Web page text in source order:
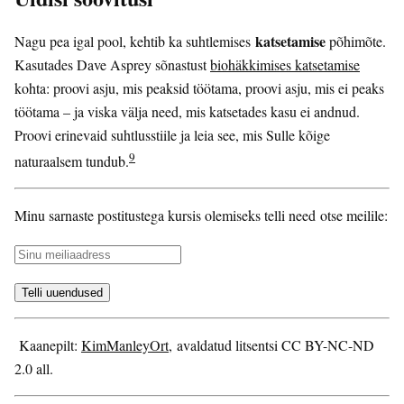
Nagu pea igal pool, kehtib ka suhtlemises katsetamisepõhimõte.
Kasutades Dave Asprey sõnastustbiohäkkimises katsetamise
kohta: proovi asju, mis peaksid töötama, proovi asju, mis ei peaks
töötama – ja viska välja need, mis katsetades kasu ei andnud.
Proovi erinevaid suhtlusstiile ja leia see, mis Sulle kõige
naturaalsem tundub.9
Minu sarnaste postitustega kursis olemiseks telli need otse meilile:
Kaanepilt: KimManleyOrt, avaldatud litsentsi CC BY-NC-ND
2.0 all.